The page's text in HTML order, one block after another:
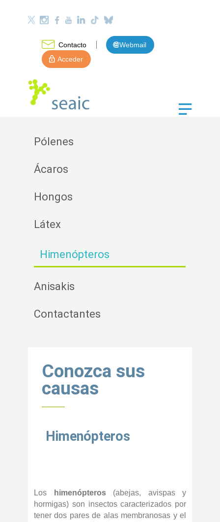
Contacto
Webmail
Acceder
Pólenes
Ácaros
Hongos
Látex
Himenópteros
Anisakis
Contactantes
Conozca sus
causas
Himenópteros
Los himenópteros(abejas, avispas y
hormigas) son insectos caracterizados por
tener dos pares de alas membranosas y el